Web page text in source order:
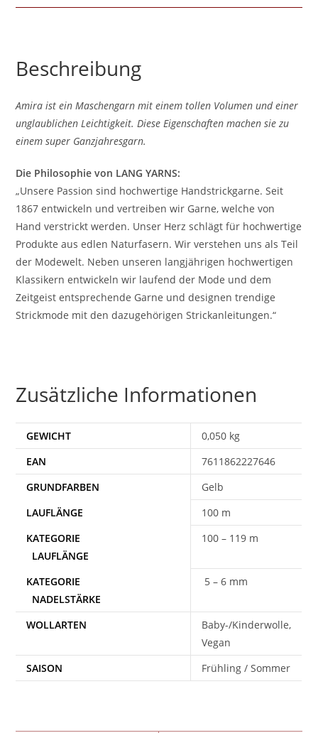
Beschreibung
Amira ist ein Maschengarn mit einem tollen Volumen und einer
unglaublichen Leichtigkeit. Diese Eigenschaften machen sie zu
einem super Ganzjahresgarn.
Die Philosophie von LANG YARNS:
„Unsere Passion sind hochwertige Handstrickgarne. Seit
1867 entwickeln und vertreiben wir Garne, welche von
Hand verstrickt werden. Unser Herz schlägt für hochwertige
Produkte aus edlen Naturfasern. Wir verstehen uns als Teil
der Modewelt. Neben unseren langjährigen hochwertigen
Klassikern entwickeln wir laufend der Mode und dem
Zeitgeist entsprechende Garne und designen trendige
Strickmode mit den dazugehörigen Strickanleitungen.“
Zusätzliche Informationen
GEWICHT
0,050 kg
EAN
7611862227646
Gelb
100 m
100 – 119 m
5 – 6 mm
WOLLARTEN
Baby-/Kinderwolle,
Vegan
SAISON
Frühling / Sommer